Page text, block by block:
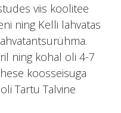
viis koolitee
ning Kelli lahvatas
ning kohal oli 4-7
koosseisuga
Tartu Talvine